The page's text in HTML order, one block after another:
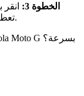
الخطوة 3:
تعطيل كل من المكالمات الهاتفية والرسائل النصية.
كيفية تحديد موقع أو تتبع هاتف موتورولا Motorola Moto G بسرعة؟